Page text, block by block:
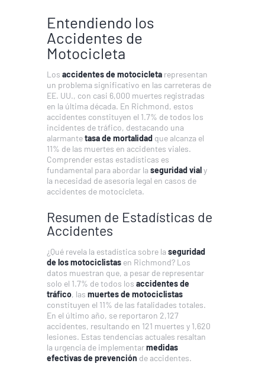
Entendiendo los
Accidentes de
Motocicleta
Los accidentes de motocicleta representan
un problema significativo en las carreteras de
EE. UU., con casi 6,000 muertes registradas
en la última década. En Richmond, estos
accidentes constituyen el 1.7% de todos los
incidentes de tráfico, destacando una
alarmantetasa de mortalidad que alcanza el
11% de las muertes en accidentes viales.
Comprender estas estadísticas es
fundamental para abordar la seguridad vialy
la necesidad de asesoría legal en casos de
accidentes de motocicleta.
Resumen de Estadísticas de
Accidentes
¿Qué revela la estadística sobre la seguridad
de los motociclistas en Richmond? Los
datos muestran que, a pesar de representar
solo el 1.7% de todos los accidentes de
tráfico , las muertes de motociclistas
constituyen el 11% de las fatalidades totales.
En el último año, se reportaron 2,127
accidentes, resultando en 121 muertes y 1,620
lesiones. Estas tendencias actuales resaltan
la urgencia de implementarmedidas
efectivas de prevención de accidentes.